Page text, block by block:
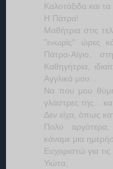
Καλοτάξιδα και τα
Η Πάτρα!
Μαθήτρια στις
"ενωρίς" ώρες
Πάτρα-Αίγιο,
Καθηγήτρια,
Αγγλικά μου...
Να που μου
γλάστρες της...
Δεν είχα, όπως
Πολύ
κάναμε μια
Ευχαριστώ για
Υιώτα,